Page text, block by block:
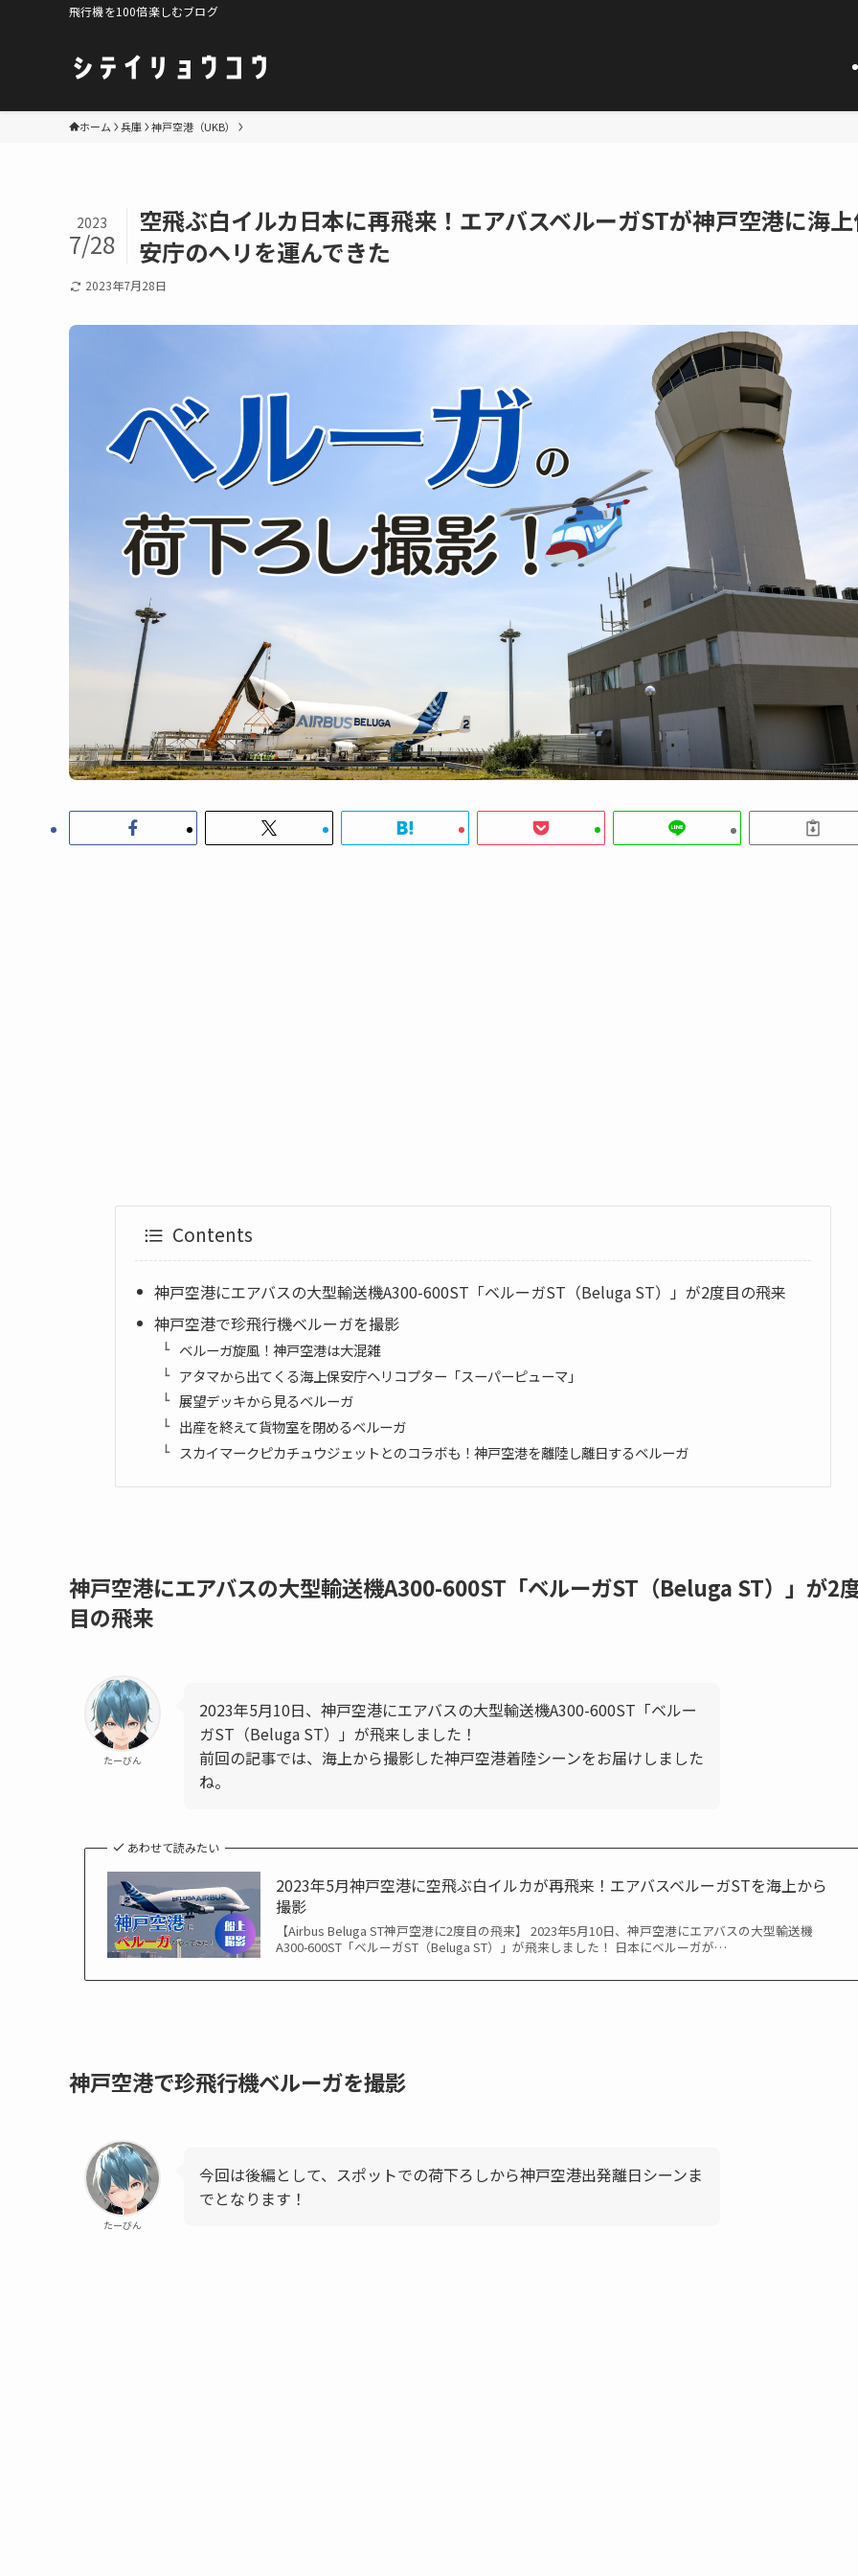
飛行機を100倍楽しむブログ
ホーム 兵庫 神戸空港（UKB）
空飛ぶ白イルカ日本に再飛来！エアバスベルーガSTが神戸空港に海
安庁のヘリを運んできた
2023
7/28
2023年7月28日
Contents
神戸空港にエアバスの大型輸送機A300-600ST「ベルーガST（Beluga ST）」が2度目の飛来
神戸空港で珍飛行機ベルーガを撮影
ベルーガ旋風！神戸空港は大混雑
アタマから出てくる海上保安庁ヘリコプター「スーパーピューマ」
展望デッキから見るベルーガ
出産を終えて貨物室を閉めるベルーガ
スカイマークピカチュウジェットとのコラボも！神戸空港を離陸し離日するベルーガ
神戸空港にエアバスの大型輸送機A300-600ST「ベルーガST（Beluga ST）」が2
目の飛来
たーびん
2023年5月10日、神戸空港にエアバスの大型輸送機A300-600ST「ベルー
ガST（Beluga ST）」が飛来しました！
前回の記事では、海上から撮影した神戸空港着陸シーンをお届けしました
ね。
あわせて読みたい
2023年5月神戸空港に空飛ぶ白イルカが再飛来！エアバスベルーガSTを海上から
撮影
【Airbus Beluga ST神戸空港に2度目の飛来】 2023年5月10日、神戸空港にエアバスの大型輸送機
A300-600ST「ベルーガST（Beluga ST）」が飛来しました！ 日本にベルーガが…
神戸空港で珍飛行機ベルーガを撮影
たーびん
今回は後編として、スポットでの荷下ろしから神戸空港出発離日シーンま
でとなります！